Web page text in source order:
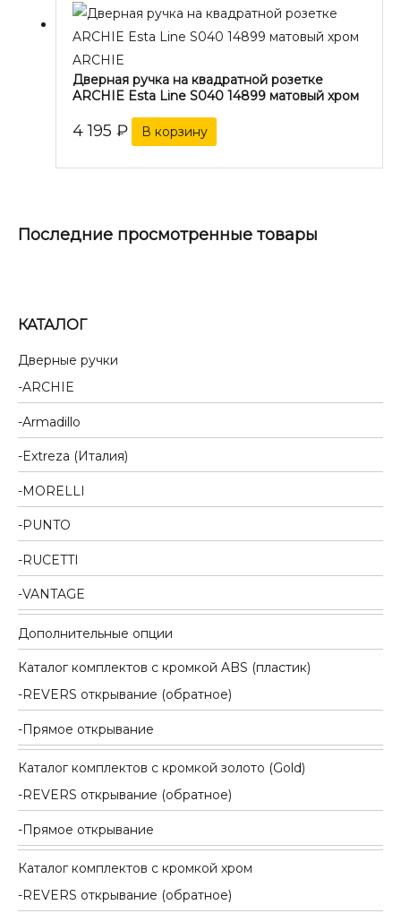
КАТАЛОГ
Дверные ручки
ARCHIE
Armadillo
Extreza (Италия)
MORELLI
PUNTO
RUCETTI
VANTAGE
Дополнительные опции
Каталог комплектов c кромкой ABS (пластик)
REVERS открывание (обратное)
Прямое открывание
Каталог комплектов c кромкой золото (Gold)
REVERS открывание (обратное)
Прямое открывание
Каталог комплектов c кромкой хром
REVERS открывание (обратное)
ARCHIE
Дверная ручка на квадратной розетке
ARCHIE Esta Line S040 14899 матовый хром
4 195 ₽ В корзину
Последние просмотренные товары